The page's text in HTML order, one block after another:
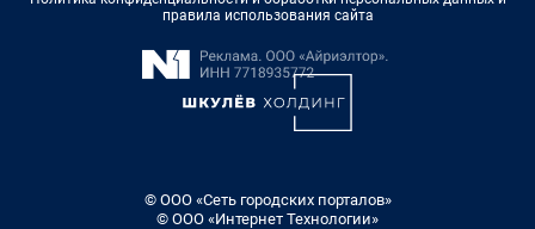
правила использования сайта
© ООО «Сеть городских порталов»
© ООО «Интернет Технологии»